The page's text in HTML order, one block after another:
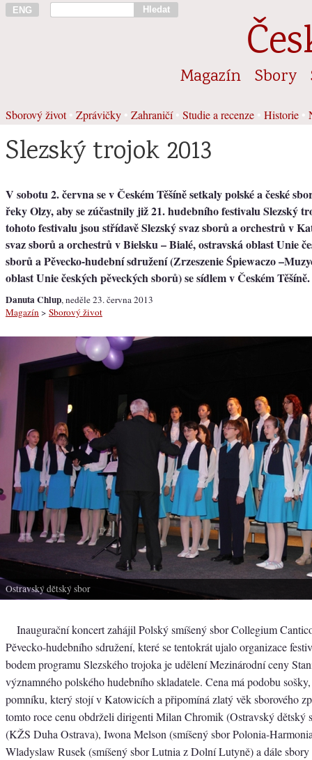
ENG Hledat
Magazín Sbory
Sborový život• Zprávičky Zahraničí• Studie a recenze Historie
Slezský trojok 2013
V sobotu 2. června se v Českém Těšíně setkaly polské a české
řeky Olzy, aby se zúčastnily již 21. hudebního festivalu Slezský
tohoto festivalu jsou střídavě Slezský svaz sborů a orchestrů v
svaz sborů a orchestrů v Bielsku – Bialé, ostravská oblast Unie
sborů a Pěvecko-hudební sdružení (Zrzeszenie Śpiewaczo
oblast Unie českých pěveckých sborů) se sídlem v Českém Těšíně.
Danuta Chlup, neděle 23. června 2013
Magazín > Sborový život
Ostravský dětský sbor
Inaugurační koncert zahájil Polský smíšený sbor Collegium
Pěvecko-hudebního sdružení, které se tentokrát ujalo organizace
bodem programu Slezského trojoka je udělení Mezinárodní ceny
významného polského hudebního skladatele. Cena má podobu
pomníku, který stojí v Katowicích a připomíná zlatý věk sborového
tomto roce cenu obdrželi dirigenti Milan Chromik (Ostravský dětský
(KŽS Duha Ostrava), Iwona Melson (smíšený sbor Polonia-
Wladyslaw Rusek (smíšený sbor Lutnia z Dolní Lutyně) a dále